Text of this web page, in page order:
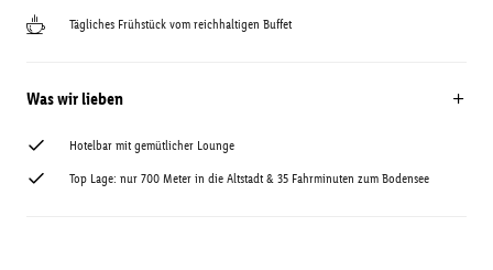
Tägliches Frühstück vom reichhaltigen Buffet
Was wir lieben
Hotelbar mit gemütlicher Lounge
Top Lage: nur 700 Meter in die Altstadt & 35 Fahrminuten zum Bodensee